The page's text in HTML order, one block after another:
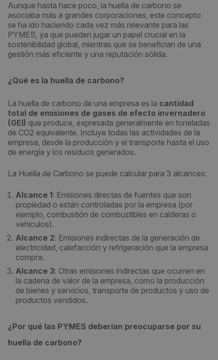
Aunque hasta hace poco, la huella de carbono se
asociaba más a grandes corporaciones, este concepto
se ha ido haciendo cada vez más relevante para las
PYMES, ya que pueden jugar un papel crucial en la
sostenibilidad global, mientras que se benefician de una
gestión más eficiente y una reputación sólida.
¿Qué es la huella de carbono?
La huella de carbono de una empresa es la cantidad
total de emisiones de gases de efecto invernadero
(GEI) que produce, expresada generalmente en toneladas
de CO2 equivalente. Incluye todas las actividades de la
empresa, desde la producción y el transporte hasta el uso
de energía y los residuos generados.
La Huella de Carbono se puede calcular para 3 alcances:
Alcance 1: Emisiones directas de fuentes que son
propiedad o están controladas por la empresa (por
ejemplo, combustión de combustibles en calderas o
vehículos).
Alcance 2: Emisiones indirectas de la generación de
electricidad, calefacción y refrigeración que la empresa
compra.
Alcance 3: Otras emisiones indirectas que ocurren en
la cadena de valor de la empresa, como la producción
de bienes y servicios, transporte de productos y uso de
productos vendidos.
¿Por qué las PYMES deberían preocuparse por su
huella de carbono?